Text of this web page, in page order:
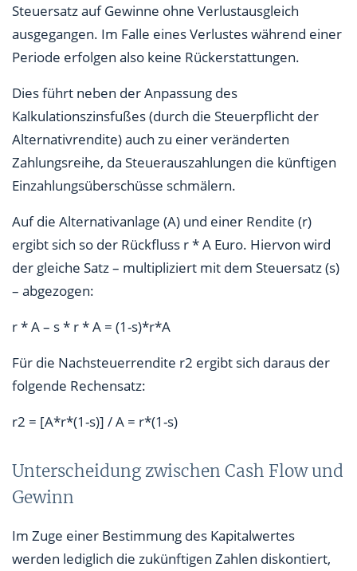
Steuersatz auf Gewinne ohne Verlustausgleich
ausgegangen. Im Falle eines Verlustes während einer
Periode erfolgen also keine Rückerstattungen.
Dies führt neben der Anpassung des
Kalkulationszinsfußes (durch die Steuerpflicht der
Alternativrendite) auch zu einer veränderten
Zahlungsreihe, da Steuerauszahlungen die künftigen
Einzahlungsüberschüsse schmälern.
Auf die Alternativanlage (A) und einer Rendite (r)
ergibt sich so der Rückfluss r * A Euro. Hiervon wird
der gleiche Satz – multipliziert mit dem Steuersatz (s)
– abgezogen:
r * A – s * r * A = (1-s)*r*A
Für die Nachsteuerrendite r2 ergibt sich daraus der
folgende Rechensatz:
r2 = [A*r*(1-s)] / A = r*(1-s)
Unterscheidung zwischen Cash Flow und
Gewinn
Im Zuge einer Bestimmung des Kapitalwertes
werden lediglich die zukünftigen Zahlen diskontiert,